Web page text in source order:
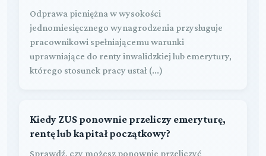
Odprawa pieniężna w wysokości
jednomiesięcznego wynagrodzenia przysługuje
pracownikowi spełniającemu warunki
uprawniające do renty inwalidzkiej lub emerytury,
którego stosunek pracy ustał (...)
Kiedy ZUS ponownie przeliczy emeryturę,
rentę lub kapitał początkowy?
Sprawdź, czy możesz ponownie przeliczyć